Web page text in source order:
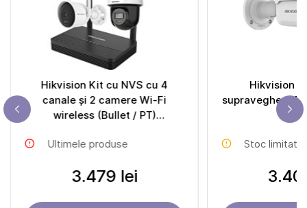
Hikvision Kit cu NVS cu 4
canale și 2 camere Wi-Fi
wireless (Bullet / PT)
Ultimele produse
3.479 lei
Hikvision
supraveghere
Stoc limitat